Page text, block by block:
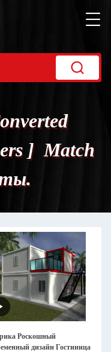
] Match
Роскошный
дизайн Гостиница